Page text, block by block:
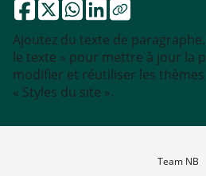
Ajoutez du texte de
le texte » pour mettre à jour la
modifier et réutiliser les thèmes
« Styles du site ».
Team NB